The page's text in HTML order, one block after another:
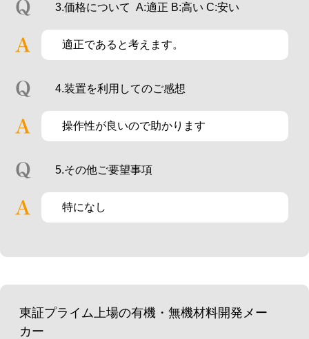
3.価格について A:適正 B:高い C:安い
適正であると考えます。
4.装置を利用してのご感想
操作性が良いので助かります
5.その他ご要望事項
特になし
東証プライム上場の有機・無機材料開発メー
カー